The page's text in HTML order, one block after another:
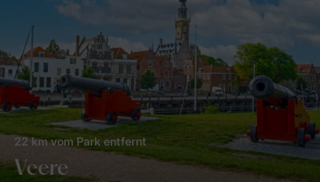
Veere
22 km vom Park entfernt